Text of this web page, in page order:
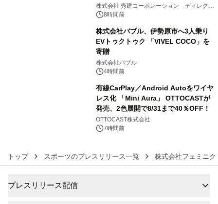
大興奮が今甦る
株式会社 秀建コーポレーション ディレクト
アートギャラリー
8時間前
株式会社バブル、伊勢原市へ3人乗り
EVトゥクトゥク 「VIVEL COCO」を
寄贈
株式会社バブル
4時間前
有線CarPlay／Android Autoをワイヤ
レス化 「Mini Aura」 OTTOCASTが
発売、2色展開で8/31まで40％OFF！
OTTOCAST株式会社
7時間前
トップ スポーツのプレスリリース一覧 株式会社フェミニク
プレスリリース配信